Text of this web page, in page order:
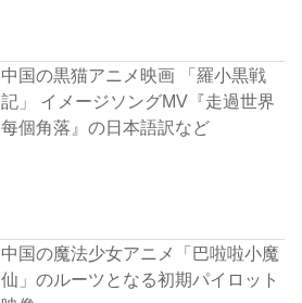
中国の黒猫アニメ映画 「羅小黒戦
記」 イメージソングMV『走過世界
每個角落』の日本語訳など
中国の魔法少女アニメ「巴啦啦小魔
仙」のルーツとなる初期パイロット